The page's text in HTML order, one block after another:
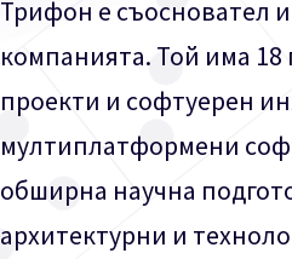
Трифон е съосновател
компанията. Той има
проекти и софтуерен
мултиплатформени
обширна научна
архитектурни и